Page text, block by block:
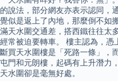
的說法，部分網友亦表示認同，
覺似是返上了內地，那麼倒不如
滿天水圍交通差，搭西鐵往往太
經常被迫要轉車。 樓主認為，憑
斷買天水圍樓是「死路一條」，
屯門和元朗樓，起碼有上升潛力
天水圍卻是毫無好處。